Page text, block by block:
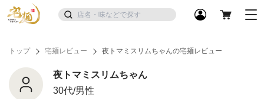
トップ 宅麺レビュー 夜トマミスリムちゃんの宅麺レビュー
夜トマミスリムちゃん
30代/男性